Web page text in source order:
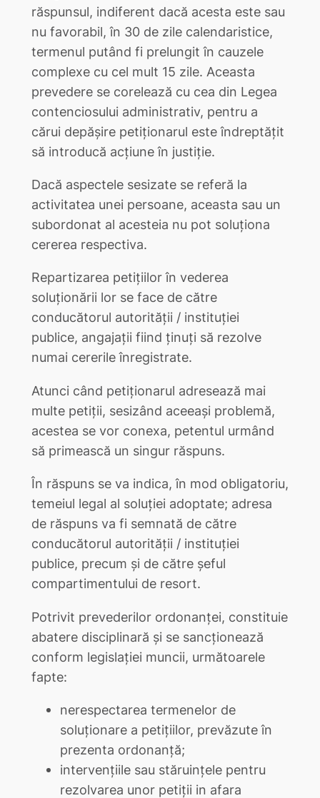
răspunsul, indiferent dacă acesta este sau
nu favorabil, în 30 de zile calendaristice,
termenul putând fi prelungit în cauzele
complexe cu cel mult 15 zile. Aceasta
prevedere se corelează cu cea din Legea
contenciosului administrativ, pentru a
cărui depăşire petiţionarul este îndreptăţit
să introducă acţiune în justiţie.
Dacă aspectele sesizate se referă la
activitatea unei persoane, aceasta sau un
subordonat al acesteia nu pot soluţiona
cererea respectiva.
Repartizarea petiţiilor în vederea
soluţionării lor se face de către
conducătorul autorităţii / instituţiei
publice, angajaţii fiind ţinuţi să rezolve
numai cererile înregistrate.
Atunci când petiţionarul adresează mai
multe petiţii, sesizând aceeaşi problemă,
acestea se vor conexa, petentul urmând
să primească un singur răspuns.
În răspuns se va indica, în mod obligatoriu,
temeiul legal al soluţiei adoptate; adresa
de răspuns va fi semnată de către
conducătorul autorităţii / instituţiei
publice, precum şi de către şeful
compartimentului de resort.
Potrivit prevederilor ordonanţei, constituie
abatere disciplinară şi se sancţionează
conform legislaţiei muncii, următoarele
fapte:
nerespectarea termenelor de
soluţionare a petiţiilor, prevăzute în
prezenta ordonanţă;
intervenţiile sau stăruinţele pentru
rezolvarea unor petiţii in afara